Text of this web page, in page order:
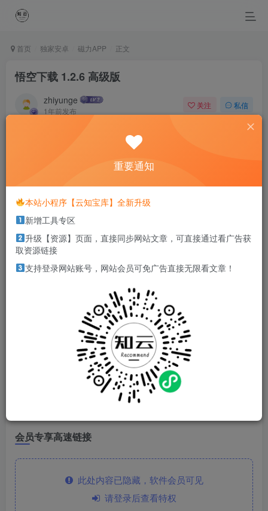
首页 独家安卓 磁力APP 正文
悟空下载 1.2.6 高级版
zhiyunge
1年前发布
关注 私信
If you don’t try, you’ll never know. So try.
如果你不去试，你永远也不知道结果，所以去试试吧
本站部分资源打包为压缩包以方便分享，涉及较多
击解压密码
软件简介
需要登录使用，登录后就是会员
会员专享高速链接
此处内容已隐藏，软件会员可见
请登录后查看特权
重要通知
本站小程序【云知宝库】全新升级
新增工具专区
升级【资源】页面，直接同步网站文章，可直接通过看广告获
取资源链接
支持登录网站账号，网站会员可免广告直接无限看文章！